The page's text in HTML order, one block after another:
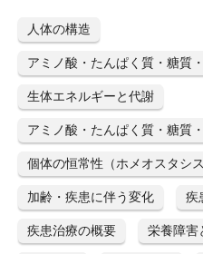
人体の構造
アミノ酸・たんぱく質・糖質
生体エネルギーと代謝
アミノ酸・たんぱく質・糖質
個体の恒常性（ホメオスタシ
加齢・疾患に伴う変化 疾
疾患治療の概要 栄養障害